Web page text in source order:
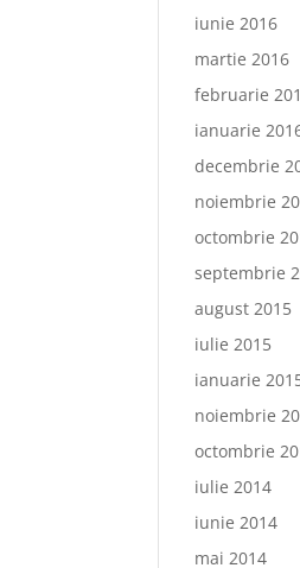
iunie 2016
martie 2016
februarie
ianuarie
decembrie
noiembrie
octombrie
septembrie
august 2015
iulie 2015
ianuarie
noiembrie
octombrie
iulie 2014
iunie 2014
mai 2014